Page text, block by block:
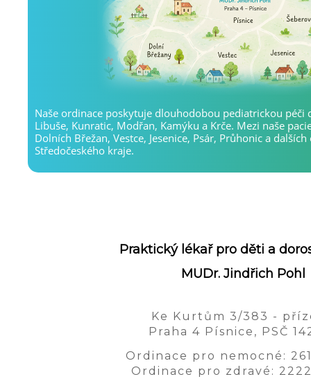
Naše ordinace poskytuje dlouhodobou pediatrickou péči
Libuše, Kunratic, Modřan, Kamýku a Krče. Mezi naše
Dolních Břežan, Vestce, Jesenice, Psár, Průhonic a
Středočeského kraje.
Praktický lékař pro děti a
MUDr. Jindřich Pohl
Ke Kurtům 3/383 -
Praha 4 Písnice, PSČ
Ordinace pro nemocné:
Ordinace pro zdravé: